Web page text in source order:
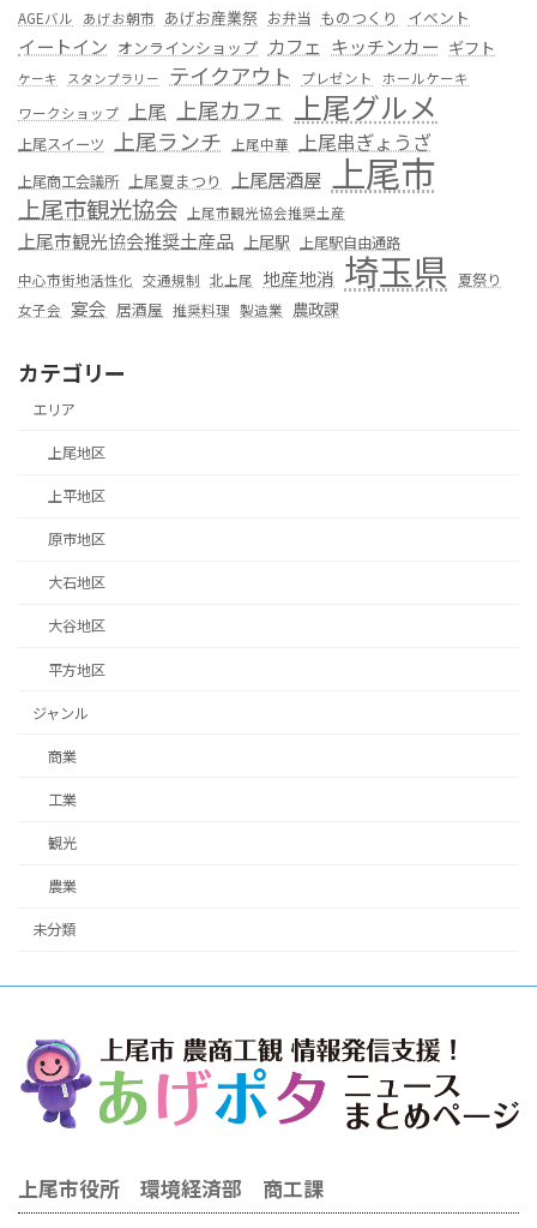
AGEバル あげお朝市 あげお産業祭 お弁当 ものつくり イベント
イートイン オンラインショップ カフェ キッチンカー ギフト
ケーキ スタンプラリー テイクアウト プレゼント
ホールケーキ
ワークショップ 上尾 上尾カフェ 上尾グルメ
上尾スイーツ 上尾ランチ 上尾中華 上尾串ぎょうざ
上尾商工会議所 上尾夏まつり 上尾居酒屋 上尾市
上尾市観光協会 上尾市観光協会推奨土産
上尾市観光協会推奨土産品 上尾駅 上尾駅自由通路
中心市街地活性化 交通規制 北上尾 地産地消 埼玉県 夏祭り
女子会 宴会 居酒屋 推奨料理 製造業 農政課
カテゴリー
エリア
上尾地区
上平地区
原市地区
大石地区
大谷地区
平方地区
ジャンル
商業
工業
観光
農業
未分類
上尾市役所 環境経済部 商工課